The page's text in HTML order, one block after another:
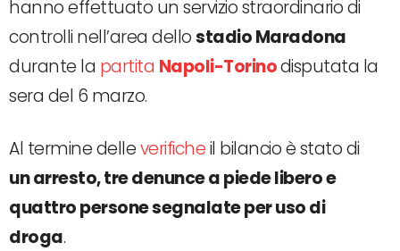
hanno effettuato un servizio straordinario di
controlli nell’area dellostadio Maradona
durante la partita Napoli-Torinodisputata la
sera del 6 marzo.
Al termine delleverificheil bilancio è stato di
un arresto, tre denunce a piede libero e
quattro persone segnalate per uso di
droga.